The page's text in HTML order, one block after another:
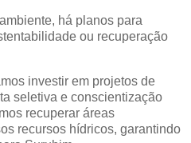
há planos para
ou recuperação
investir em projetos de
seletiva e conscientização
recuperar áreas
recursos hídricos, garantindo